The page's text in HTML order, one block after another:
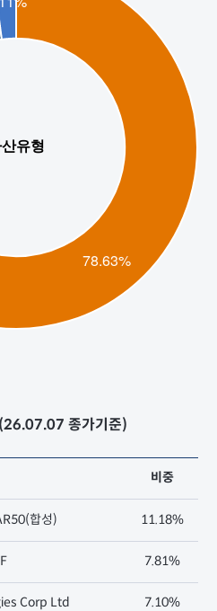
종가기준)
비중
합성) 11.18%
7.81%
Corp Ltd 7.10%